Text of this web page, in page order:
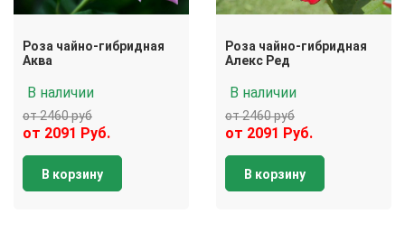
Роза чайно-гибридная
Аква
В наличии
от 2460 руб
от 2091 Руб.
В корзину
Роза чайно-гибридная
Алекс Ред
В наличии
от 2460 руб
от 2091 Руб.
В корзину